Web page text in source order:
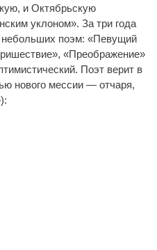
и Октябрьскую
уклоном». За три года
поэм: «Певущий
«Преображение»
Поэт верит в
нового мессии — отчаря,